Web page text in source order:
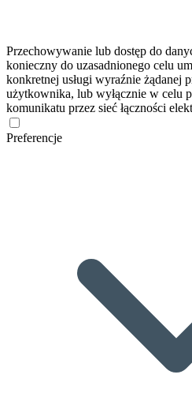
Przechowywanie lub dostęp do
konieczny do uzasadnionego celu
konkretnej usługi wyraźnie żądanej
użytkownika, lub wyłącznie w celu
komunikatu przez sieć łączności
Preferencje